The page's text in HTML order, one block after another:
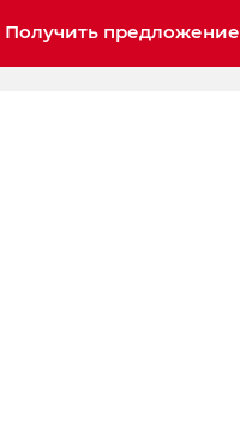
Получить предложение